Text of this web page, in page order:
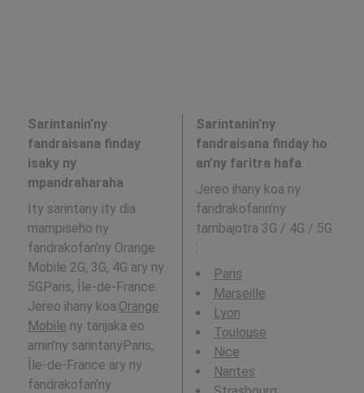
Sarintanin’ny
fandraisana finday
isaky ny
mpandraharaha
Ity sarintany ity dia
mampiseho ny
fandrakofan'ny Orange
Mobile 2G, 3G, 4G ary ny
5GParis, Île-de-France.
Jereo ihany koa:Orange
Mobile ny tanjaka eo
amin'ny sarintanyParis,
Île-de-France ary ny
fandrakofan'ny
Sarintanin’ny
fandraisana finday ho
an’ny faritra hafa
Jereo ihany koa ny
fandrakofann'ny
tambajotra 3G / 4G / 5G
:
Paris
Marseille
Lyon
Toulouse
Nice
Nantes